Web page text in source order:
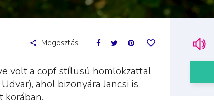
Megosztás
volt a copf stílusú homlokzattal
ahol bizonyára Jancsi is
korában.